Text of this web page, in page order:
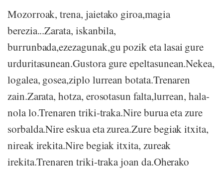
Mozorroak, trena, jaietako giroa,magia
berezia...Zarata, iskanbila,
burrunbada,ezezagunak,gu pozik eta lasai gure
urduritasunean.Gustora gure epeltasunean.Nekea,
logalea, gosea,ziplo lurrean botata.Trenaren
zain.Zarata, hotza, erosotasun falta,lurrean, hala-
nola lo.Trenaren triki-traka.Nire burua eta zure
sorbalda.Nire eskua eta zurea.Zure begiak itxita,
nireak irekita.Nire begiak itxita, zureak
irekita.Trenaren triki-traka joan da.Oherako